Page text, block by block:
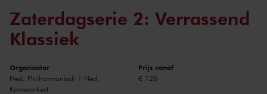
Zaterdagserie 2: Verrassend
Klassiek
Organisator
Ned. Philharmonisch | Ned.
Kamerorkest
Prijs vanaf
€ 120